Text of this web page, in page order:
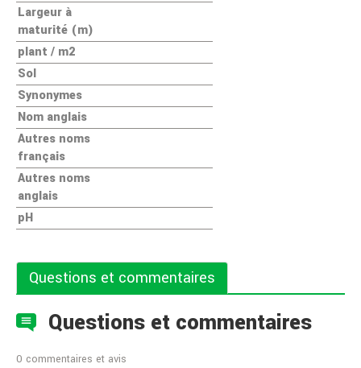
Largeur à
maturité (m)
plant / m2
Sol
Synonymes
Nom anglais
Autres noms
français
Autres noms
anglais
pH
Questions et commentaires
Questions et commentaires
0 commentaires et avis